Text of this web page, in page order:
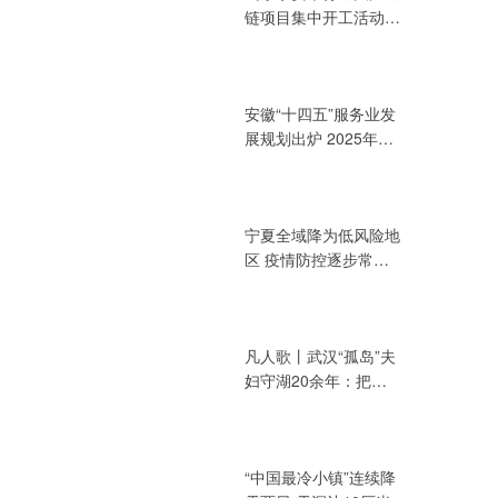
链项目集中开工活动
安徽“十四五”服务业发
展规划出炉 2025年增
宁夏全域降为低风险地
区 疫情防控逐步常态
凡人歌丨武汉“孤岛”夫
妇守湖20余年：把青
“中国最冷小镇”连续降